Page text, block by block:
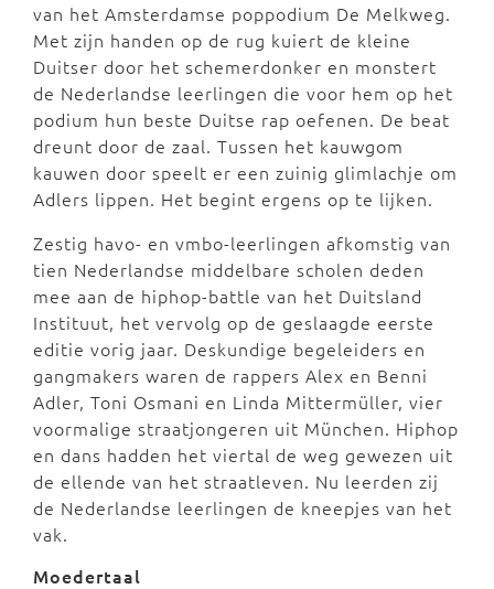
van het Amsterdamse poppodium De Melkweg.
Met zijn handen op de rug kuiert de kleine
Duitser door het schemerdonker en monstert
de Nederlandse leerlingen die voor hem op het
podium hun beste Duitse rap oefenen. De beat
dreunt door de zaal. Tussen het kauwgom
kauwen door speelt er een zuinig glimlachje om
Adlers lippen. Het begint ergens op te lijken.
Zestig havo- en vmbo-leerlingen afkomstig van
tien Nederlandse middelbare scholen deden
mee aan de hiphop-battle van het Duitsland
Instituut, het vervolg op de geslaagde eerste
editie vorig jaar. Deskundige begeleiders en
gangmakers waren de rappers Alex en Benni
Adler, Toni Osmani en Linda Mittermüller, vier
voormalige straatjongeren uit München. Hiphop
en dans hadden het viertal de weg gewezen uit
de ellende van het straatleven. Nu leerden zij
de Nederlandse leerlingen de kneepjes van het
vak.
Moedertaal